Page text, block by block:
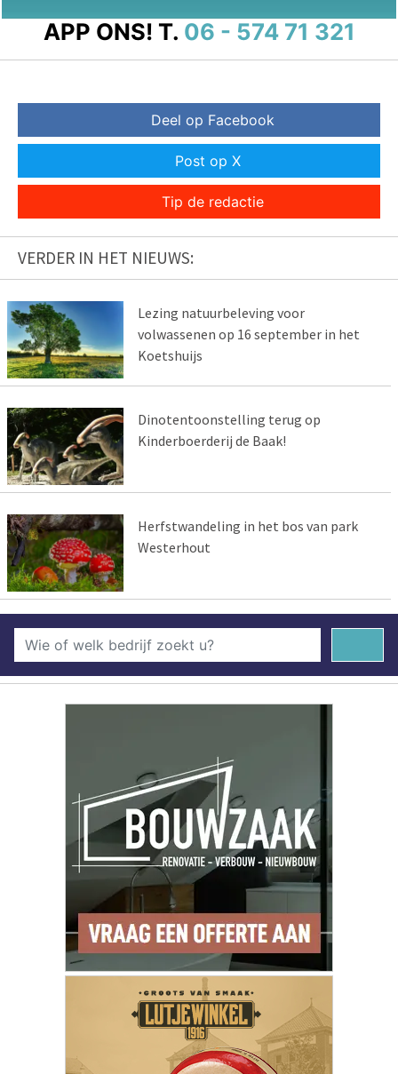
APP ONS! T. 06 - 574 71 321
Deel op Facebook
Post op X
Tip de redactie
VERDER IN HET NIEUWS:
Lezing natuurbeleving voor
volwassenen op 16 september in het
Koetshuijs
Dinotentoonstelling terug op
Kinderboerderij de Baak!
Herfstwandeling in het bos van park
Westerhout